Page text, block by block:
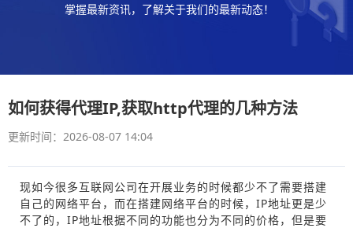
掌握最新资讯，了解关于我们的最新动态！
如何获得代理IP,获取http代理的几种方法
更新时间：2026-08-07 14:04
现如今很多互联网公司在开展业务的时候都少不了需要搭建
自己的网络平台，而在搭建网络平台的时候，IP地址更是少
不了的，IP地址根据不同的功能也分为不同的价格，但是要